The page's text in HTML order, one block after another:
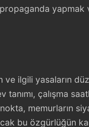
yapmak
ilgili yasaların
çalışma
nokta, memurların
bu özgürlüğün